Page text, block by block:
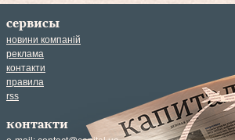
сервисы
новини компаній
реклама
контакти
правила
rss
контакти